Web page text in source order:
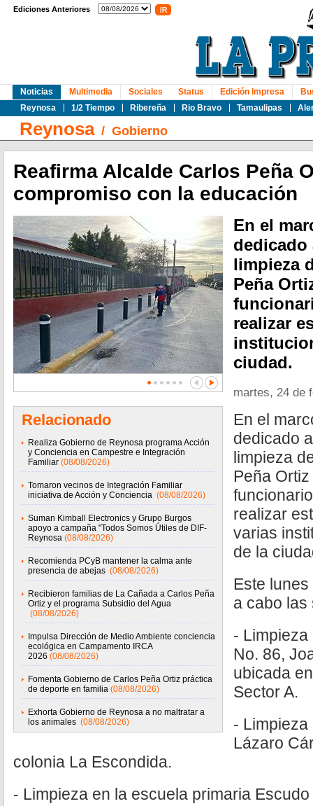
Ediciones Anteriores
Noticias
Reynosa
1/2 Tiempo Ribereña Rio Bravo Tamaulipas
Multimedia Sociales Status Edición Impresa
Reynosa/ Gobierno
Reafirma Alcalde Carlos Peña
compromiso con la educación
Relacionado
Realiza Gobierno de Reynosa programa Acción
y Conciencia en Campestre e Integración
Familiar (08/08/2026)
Tomaron vecinos de Integración Familiar
iniciativa de Acción y Conciencia (08/08/2026)
Suman Kimball Electronics y Grupo Burgos
apoyo a campaña "Todos Somos Útiles de DIF-
Reynosa (08/08/2026)
Recomienda PCyB mantener la calma ante
presencia de abejas (08/08/2026)
Recibieron familias de La Cañada a Carlos Peña
Ortiz y el programa Subsidio del Agua
(08/08/2026)
Impulsa Dirección de Medio Ambiente conciencia
ecológica en Campamento IRCA
2026 (08/08/2026)
Fomenta Gobierno de Carlos Peña Ortiz práctica
de deporte en familia (08/08/2026)
Exhorta Gobierno de Reynosa a no maltratar a
los animales (08/08/2026)
En el
dedicado
limpieza
Peña
realizar
ciudad.
martes, 24 de
En el
dedicado
limpieza
Peña
realizar
varias
de la
Este
a cabo las
-
No. 86,
ubicada
Sector A.
-
Lázaro
colonia La Escondida.
- Limpieza en la escuela primaria